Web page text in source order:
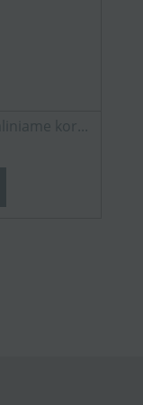
kor...